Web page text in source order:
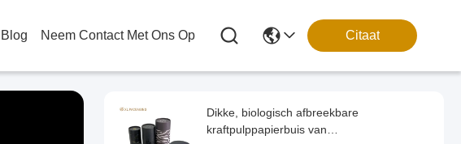
Blog Neem Contact Met Ons Op Citaat
Dikke, biologisch afbreekbare
kraftpulppapierbuis van